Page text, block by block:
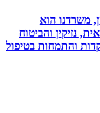
הוא
והביטוח
בטיפול